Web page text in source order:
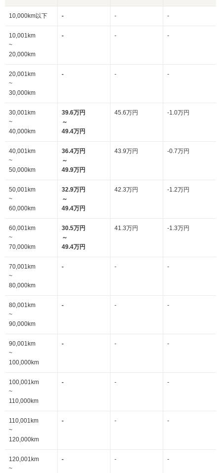
10,000km以下 - - -
10,001km
~
20,000km
- - -
20,001km
~
30,000km
- - -
30,001km
~
40,000km
39.6万円
～
49.4万円
45.6万円 -1.0万円
40,001km
~
50,000km
36.4万円
～
49.9万円
43.9万円 -0.7万円
50,001km
~
60,000km
32.9万円
～
49.4万円
42.3万円 -1.2万円
60,001km
~
70,000km
30.5万円
～
49.4万円
41.3万円 -1.3万円
70,001km
~
80,000km
- - -
80,001km
~
90,000km
- - -
90,001km
~
100,000km
- - -
100,001km
~
110,000km
- - -
110,001km
~
120,000km
- - -
120,001km
~
- - -